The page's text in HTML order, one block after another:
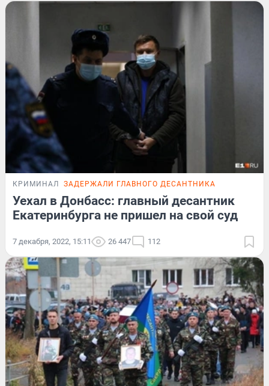
КРИМИНАЛ ЗАДЕРЖАЛИ ГЛАВНОГО ДЕСАНТНИКА
Уехал в Донбасс: главный десантник
Екатеринбурга не пришел на свой суд
7 декабря, 2022, 15:11 26 447 112